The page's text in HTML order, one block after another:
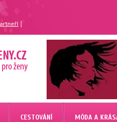
CESTOVÁNÍ MÓDA A